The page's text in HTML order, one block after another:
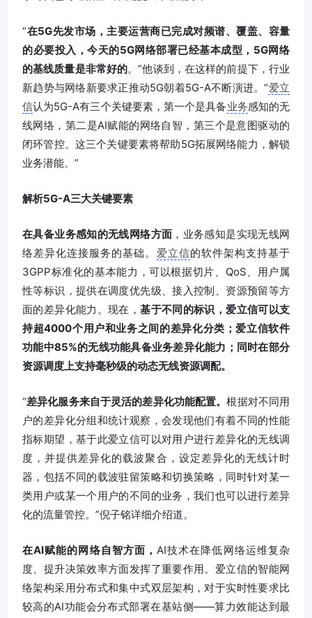
“在5G先发市场，主要运营商已完成对频谱、覆盖、容量
的必要投入，今天的5G网络部署已经基本成型，5G网络
的基线质量是非常好的。”他谈到，在这样的前提下，行业
新趋势与网络新要求正推动5G朝着5G-A不断演进。“爱立
信认为5G-A有三个关键要素，第一个是具备业务感知的无
线网络，第二是AI赋能的网络自智，第三个是意图驱动的
闭环管控。这三个关键要素将帮助5G拓展网络能力，解锁
业务潜能。”
解析5G-A三大关键要素
在具备业务感知的无线网络方面 ，业务感知是实现无线网
络差异化连接服务的基础。 爱立信的软件架构支持基于
3GPP标准化的基本能力，可以根据切片、QoS、用户属
性等标识，提供在调度优先级、接入控制、资源预留等方
面的差异化能力。现在，基于不同的标识，爱立信可以支
持超4000个用户和业务之间的差异化分类；爱立信软件
功能中85%的无线功能具备业务差异化能力；同时在部分
资源调度上支持毫秒级的动态无线资源调配。
“差异化服务来自于灵活的差异化功能配置。根据对不同用
户的差异化分组和统计观察，会发现他们有着不同的性能
指标期望，基于此爱立信可以对用户进行差异化的无线调
度，并提供差异化的载波聚合，设定差异化的无线计时
器，包括不同的载波驻留策略和切换策略，同时针对某一
类用户或某一个用户的不同的业务，我们也可以进行差异
化的流量管控。”倪子铭详细介绍道。
在AI赋能的网络自智方面，AI技术在降低网络运维复杂
度、提升决策效率方面发挥了重要作用。爱立信的智能网
络架构采用分布式和集中式双层架构，对于实时性要求比
较高的AI功能会分布式部署在基站侧——算力效能达到最